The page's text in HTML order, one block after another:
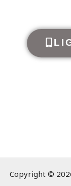
Copyright ©